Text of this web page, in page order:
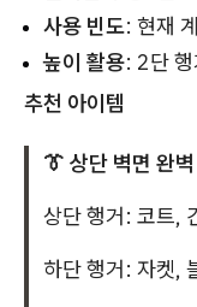
사용 빈도: 현재
높이 활용: 2단
추천 아이템
👔 상단 벽면 완
상단 행거: 코트,
하단 행거: 자켓,